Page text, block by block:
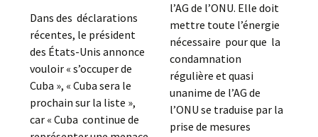
Dans des déclarations
récentes, le président
des États-Unis annonce
vouloir « s’occuper de
Cuba », « Cuba sera le
prochain sur la liste »,
car « Cuba continue de
l’AG de l’ONU. Elle doit
mettre toute l’énergie
nécessaire pour que la
condamnation
régulière et quasi
unanime de l’AG de
l’ONU se traduise par la
prise de mesures